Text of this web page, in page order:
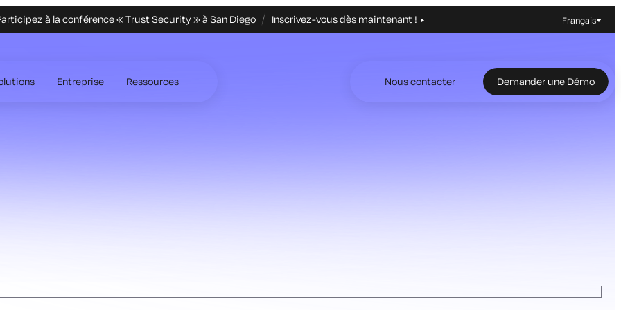
à la conférence « Trust Security » à San Diego Inscrivez-vous dès maintenant ! Français
Entreprise Ressources Nous contacter Demander une Démo